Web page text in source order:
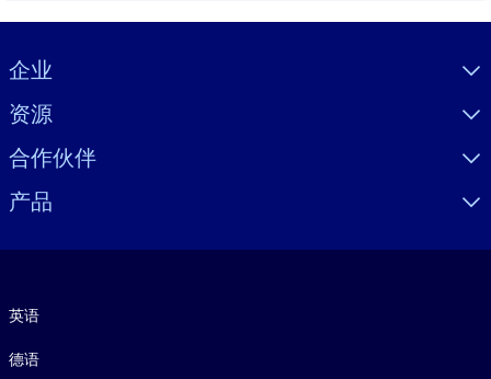
Visually hidden Text
企业
资源
合作伙伴
产品
英语
德语